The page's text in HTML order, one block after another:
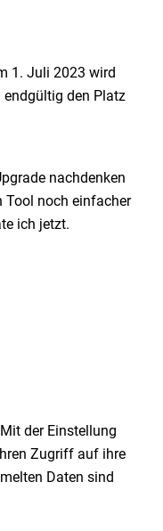
1. Juli 2023 wird
den Platz
nachdenken
Tool noch einfacher
ich jetzt.
der Einstellung
Zugriff auf ihre
Daten sind